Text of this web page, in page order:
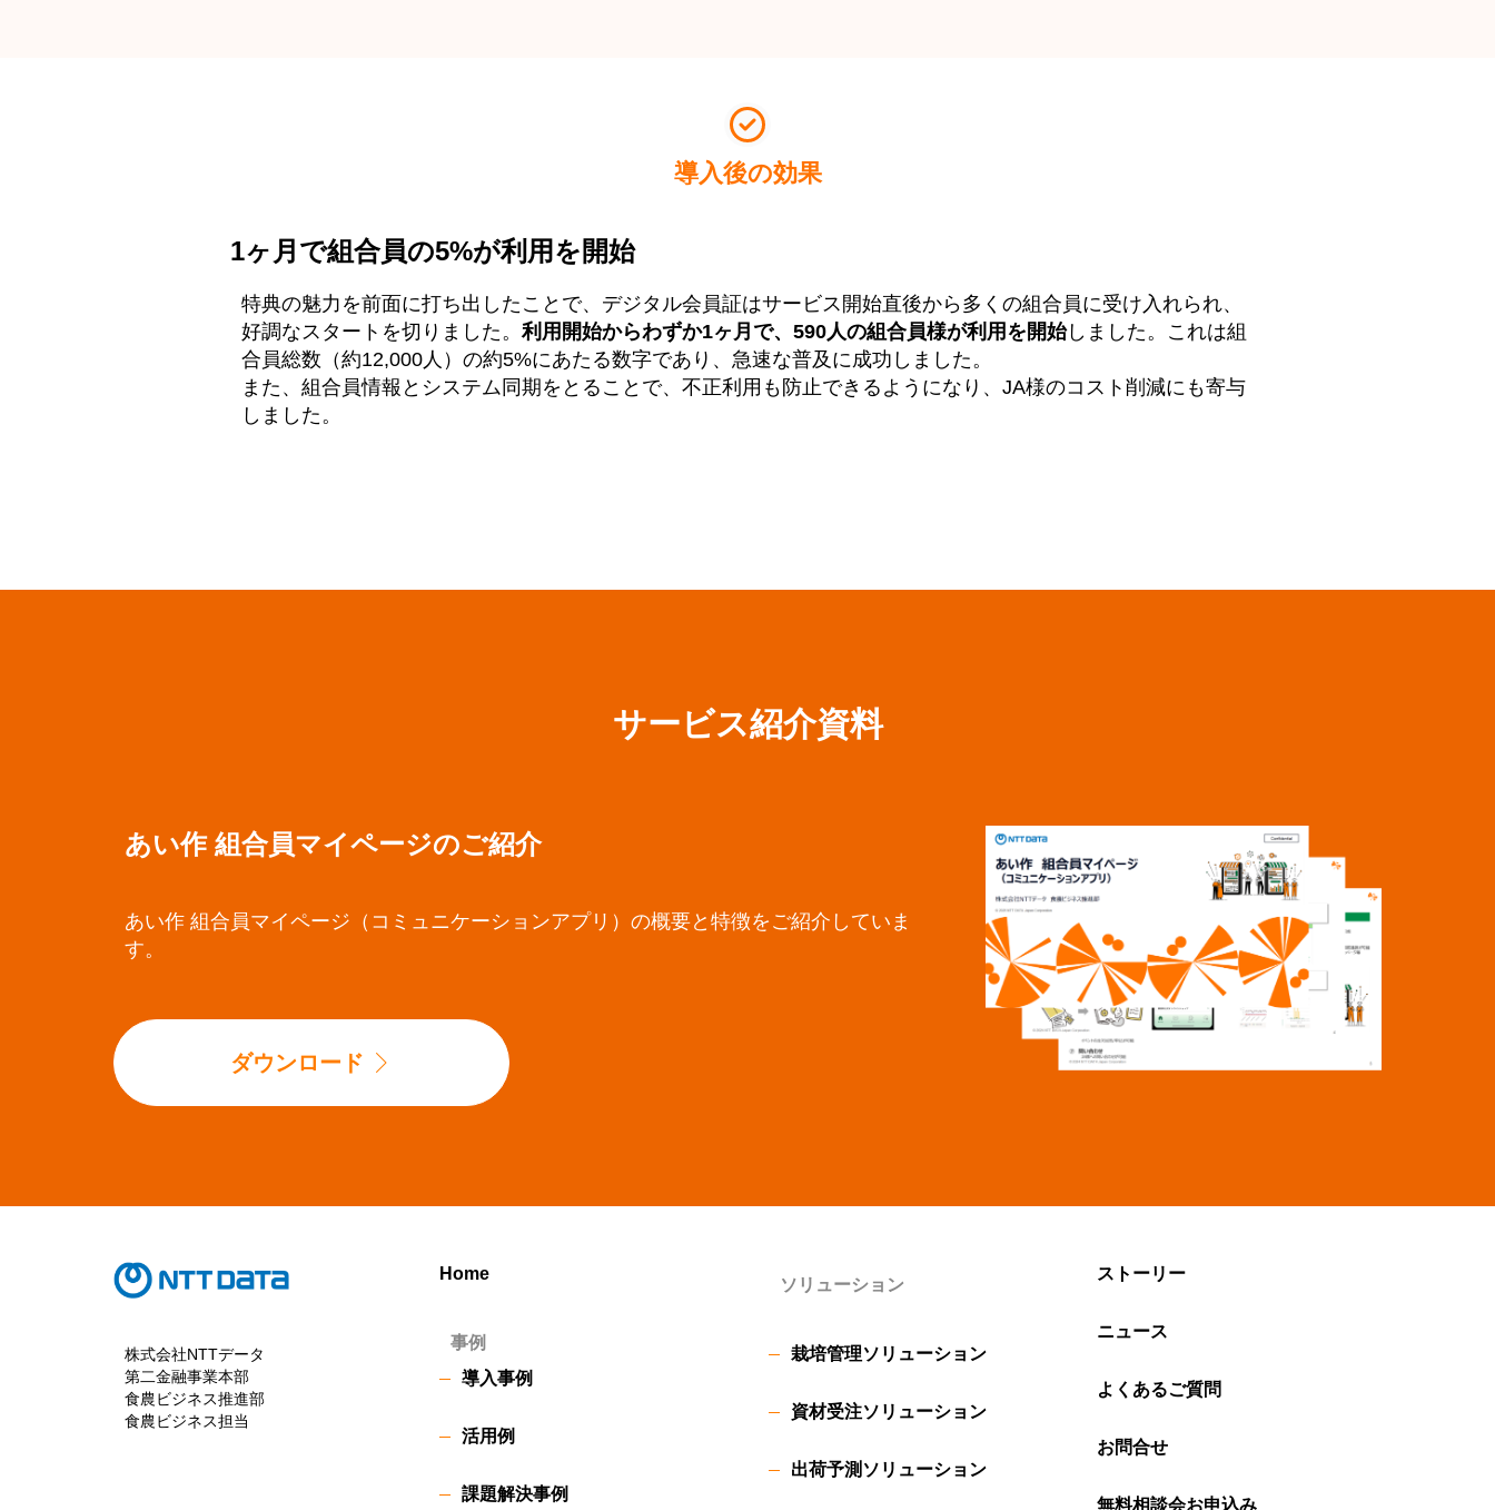
導入後の効果
1ヶ月で組合員の5%が利用を開始
特典の魅力を前面に打ち出したことで、デジタル会員証はサービス開始直後から多くの組合員に受け入れられ、
好調なスタートを切りました。利用開始からわずか1ヶ月で、590人の組合員様が利用を開始しました。これは組
合員総数（約12,000人）の約5%にあたる数字であり、急速な普及に成功しました。
また、組合員情報とシステム同期をとることで、不正利用も防止できるようになり、JA様のコスト削減にも寄与
しました。
サービス紹介資料
あい作 組合員マイページのご紹介
あい作 組合員マイページ（コミュニケーションアプリ）の概要と特徴をご紹介していま
す。
ダウンロード
Home
事例
導入事例
活用例
課題解決事例
ソリューション
栽培管理ソリューション
資材受注ソリューション
出荷予測ソリューション
ストーリー
ニュース
よくあるご質問
お問合せ
無料相談会お申込み
株式会社NTTデータ
第二金融事業本部
食農ビジネス推進部
食農ビジネス担当